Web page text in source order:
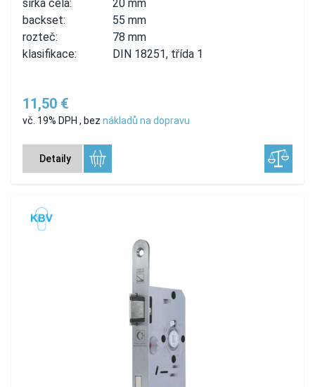
šířka čela:
20 mm
backset:
55 mm
rozteč:
78 mm
klasifikace:
DIN 18251, třída 1
11,50 €
vč. 19% DPH , bez nákladů na dopravu
Detaily